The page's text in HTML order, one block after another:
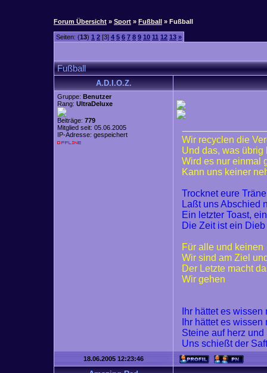
Forum Übersicht » Sport » Fußball » Fußball
Seiten: (13) 1 2 [3] 4 5 6 7 8 9 10 11 12 13 »
Fußball
A.D.I.O.Z.
Gruppe: Benutzer
Rang: UltraDeluxe
Beiträge: 779
Mitglied seit: 05.06.2005
IP-Adresse: gespeichert
Wir recyclen die
Und das, was übrig
Wird es nur einmal
Kann uns keiner
Trocknet eure
Laßt uns Abschied
Ein letzter Toast,
Die Zeit ist ein Dieb
Für alle und keinen
Wir sind am Ziel
Der Letzte macht
Wir gehen
Ihr hättet es wissen
Ihr hättet es wissen
Steine auf herz und
Uns schießt der
18.06.2005 12:23:46